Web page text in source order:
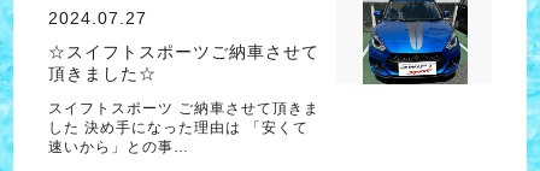
2024.07.27
☆スイフトスポーツご納車させて
頂きました☆
スイフトスポーツ ご納車させて頂きま
した 決め手になった理由は 「安くて
速いから」との事…